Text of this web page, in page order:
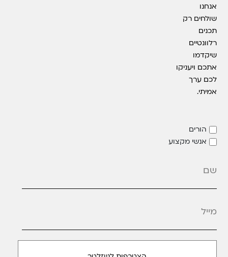
אנחנו
שולחים רק
תכנים
רלוונטיים
שיקדמו
אתכם ויעניקו
לכם ערך
אמיתי.
הורים
אנשי מקצוע